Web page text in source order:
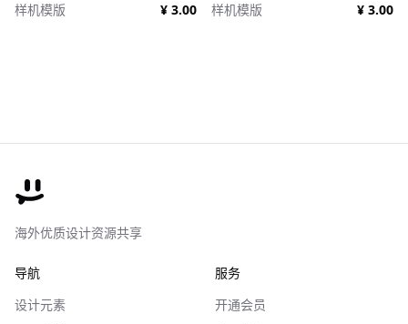
样机模版
¥ 3.00
样机模版
¥ 3.00
海外优质设计资源共享
导航
设计元素
服务
开通会员